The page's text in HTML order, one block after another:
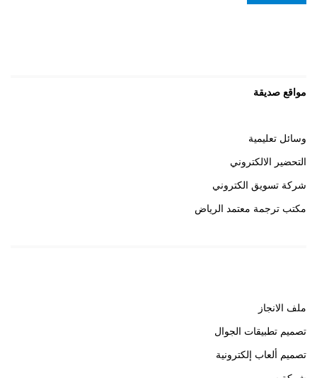
مواقع صديقة
وسائل تعليمية
التحضير الالكتروني
شركة تسويق الكتروني
مكتب ترجمة معتمد الرياض
ملف الانجاز
تصميم تطبيقات الجوال
تصميم ألعاب إلكترونية